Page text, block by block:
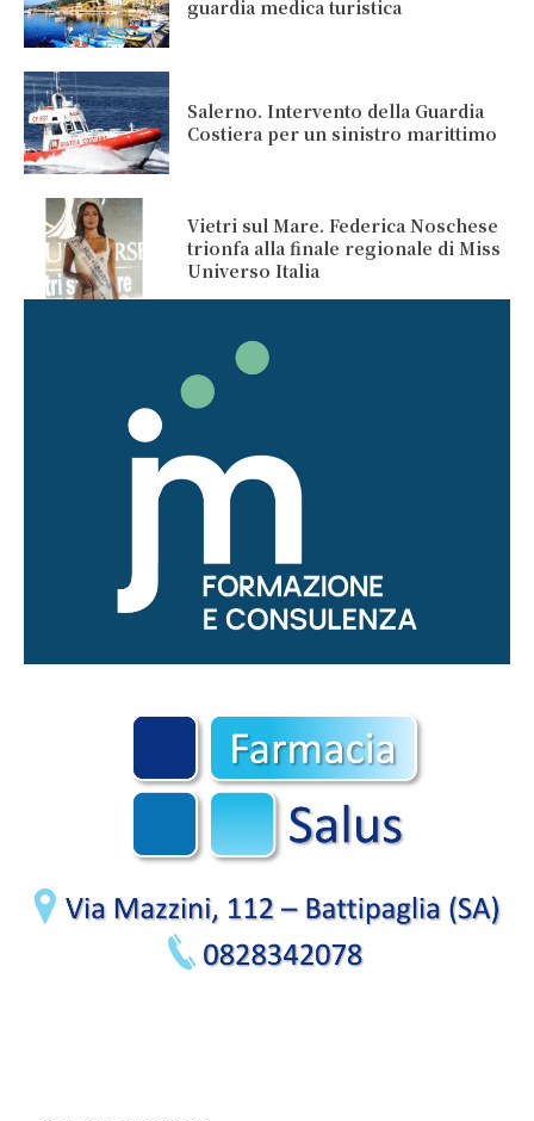
guardia medica turistica
Salerno. Intervento della Guardia
Costiera per un sinistro marittimo
Vietri sul Mare. Federica Noschese
trionfa alla finale regionale di Miss
Universo Italia